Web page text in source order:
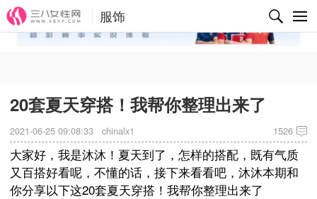
✕
服饰
20套夏天穿搭！我帮你整理出来了
2021-06-25 09:08:33 chinalx1 1526
大家好，我是沐沐！夏天到了，怎样的搭配，既有气质
又百搭好看呢，不懂的话，接下来看看吧，沐沐本期和
你分享以下这20套夏天穿搭！我帮你整理出来了